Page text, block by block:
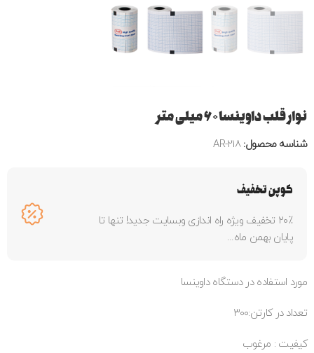
نوار قلب داوینسا ۶۰ میلی متر
شناسه محصول:AR-218
کوپن تخفیف
۲۰٪ تخفیف ویژه راه اندازی وبسایت جدید! تنها تا
پایان بهمن ماه...
مورد استفاده در دستگاه داوینسا
تعداد در کارتن:۳۰۰
کیفیت : مرغوب